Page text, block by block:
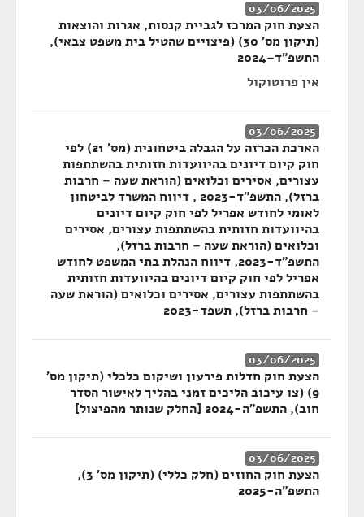
03/06/2025
הצעת חוק המרכז לגביית קנסות, אגרות והוצאות
(תיקון מס' 30) (פיצויים שהטיל בית משפט צבאי),
התשפ"ד–2024
אין פרוטוקול
03/06/2025
הארכת הכרזה על הגבלה ביטחונית (מס' 21) לפי
חוק קיום דיונים בהיוועדות חזותית בהשתתפות
עצורים, אסירים וכלואים (הוראת שעה – חרבות
ברזל), התשפ"ד-2023 , דיווח המשרד לביטחון
לאומי לחודש אפריל לפי חוק קיום דיונים
בהיוועדות חזותית בהשתתפות עצורים, אסירים
וכלואים (הוראת שעה – חרבות ברזל),
התשפ"ד-2023, דיווח הנהלת בתי המשפט לחודש
אפריל לפי חוק קיום דיונים בהיוועדות חזותית
בהשתתפות עצורים, אסירים וכלואים (הוראת שעה
– חרבות ברזל), תשפד-2023
03/06/2025
הצעת חוק חדלות פירעון ושיקום כלכלי (תיקון מס'
9) (צו עיכוב הליכים זמני בהליך לאישור הסדר
חוב), התשפ"ה-2024 [החלק שנותר מהפיצול]
03/06/2025
הצעת חוק החוזים (חלק כללי) (תיקון מס' 3),
התשפ"ה-2025